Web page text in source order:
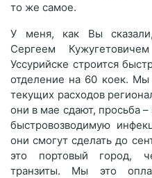
то же самое.
У меня, как Вы
Сергеем
Уссурийске строится
отделение на 60 коек.
текущих расходов
они в мае сдают, просьба
быстровозводимую
они смогут сделать до
это портовый город,
транзиты. Мы это